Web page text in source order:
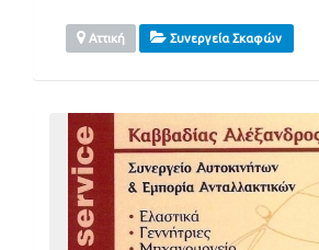
Αττική Συνεργεία Σκαφών